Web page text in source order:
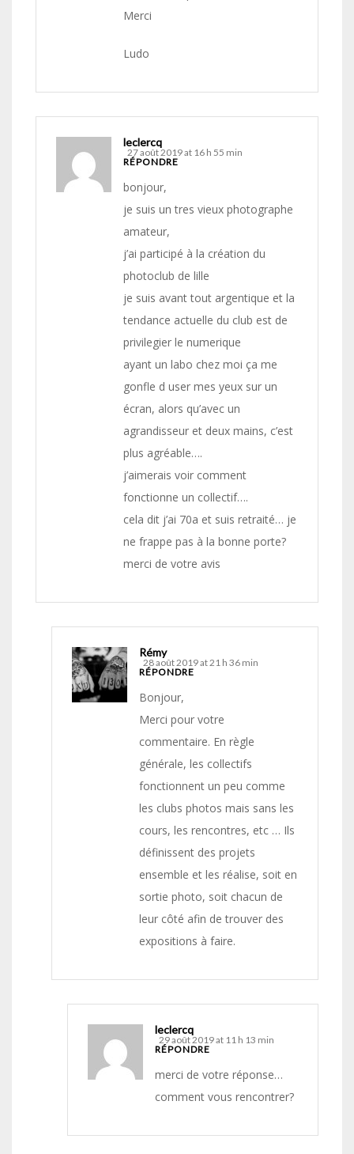
Merci
Ludo
leclercq
27 août 2019 at 16 h 55 min
RÉPONDRE
bonjour,
je suis un tres vieux photographe
amateur,
j’ai participé à la création du
photoclub de lille
je suis avant tout argentique et la
tendance actuelle du club est de
privilegier le numerique
ayant un labo chez moi ça me
gonfle d user mes yeux sur un
écran, alors qu’avec un
agrandisseur et deux mains, c’est
plus agréable….
j’aimerais voir comment
fonctionne un collectif….
cela dit j’ai 70a et suis retraité… je
ne frappe pas à la bonne porte?
merci de votre avis
Rémy
28 août 2019 at 21 h 36 min
RÉPONDRE
Bonjour,
Merci pour votre
commentaire. En règle
générale, les collectifs
fonctionnent un peu comme
les clubs photos mais sans les
cours, les rencontres, etc … Ils
définissent des projets
ensemble et les réalise, soit en
sortie photo, soit chacun de
leur côté afin de trouver des
expositions à faire.
leclercq
29 août 2019 at 11 h 13 min
RÉPONDRE
merci de votre réponse…
comment vous rencontrer?